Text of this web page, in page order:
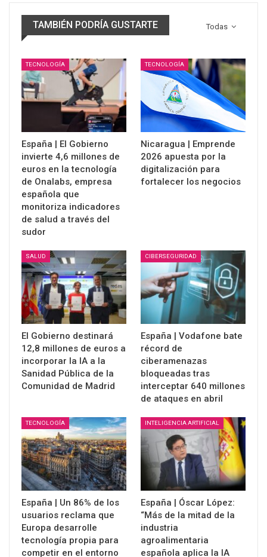
Todas
TAMBIÉN PODRÍA GUSTARTE
TECNOLOGÍA
España | El Gobierno
invierte 4,6 millones de
euros en la tecnología
de Onalabs, empresa
española que
monitoriza indicadores
de salud a través del
sudor
TECNOLOGÍA
Nicaragua | Emprende
2026 apuesta por la
digitalización para
fortalecer los negocios
SALUD
El Gobierno destinará
12,8 millones de euros a
incorporar la IA a la
Sanidad Pública de la
Comunidad de Madrid
CIBERSEGURIDAD
España | Vodafone bate
récord de
ciberamenazas
bloqueadas tras
interceptar 640 millones
de ataques en abril
TECNOLOGÍA
España | Un 86% de los
usuarios reclama que
Europa desarrolle
tecnología propia para
competir en el entorno
INTELIGENCIA ARTIFICIAL
España | Óscar López:
“Más de la mitad de la
industria
agroalimentaria
española aplica la IA